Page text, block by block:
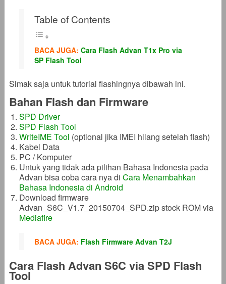
Table of Contents
BACA JUGA: Cara Flash Advan T1x Pro via
SP Flash Tool
Simak saja untuk tutorial flashingnya dibawah ini.
Bahan Flash dan Firmware
SPD Driver
SPD Flash Tool
WriteIME Tool (optional jika IMEI hilang setelah flash)
Kabel Data
PC / Komputer
Untuk yang tidak ada pilihan Bahasa Indonesia pada
Advan bisa coba cara nya di Cara Menambahkan
Bahasa Indonesia di Android
Download firmware
Advan_S6C_V1.7_20150704_SPD.zip stock ROM via
Mediafire
BACA JUGA: Flash Firmware Advan T2J
Cara Flash Advan S6C via SPD Flash
Tool